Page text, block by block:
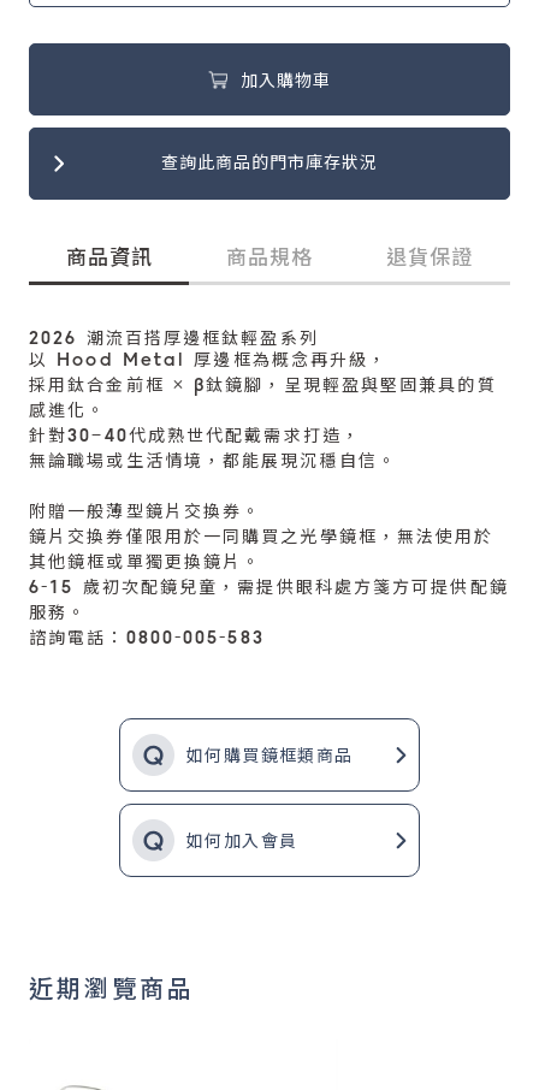
加入購物車
查詢此商品的門市庫存狀況
商品資訊 商品規格 退貨保證
2026 潮流百搭厚邊框鈦輕盈系列
以 Hood Metal 厚邊框為概念再升級，
採用鈦合金前框 × β鈦鏡腳，呈現輕盈與堅固兼具的質
感進化。
針對30–40代成熟世代配戴需求打造，
無論職場或生活情境，都能展現沉穩自信。
附贈一般薄型鏡片交換券。
鏡片交換券僅限用於一同購買之光學鏡框，無法使用於
其他鏡框或單獨更換鏡片。
6-15 歲初次配鏡兒童，需提供眼科處方箋方可提供配鏡
服務。
諮詢電話：0800-005-583
如何購買鏡框類商品
如何加入會員
近期瀏覽商品